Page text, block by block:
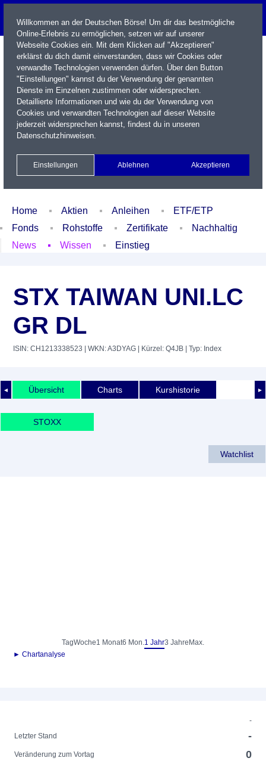
Name / WKN / ISIN / Kürzel
Xetra Realtime
Watchlist Portfolio Login
Home Aktien Anleihen
ETF/ETP
Fonds
Rohstoffe Zertifikate
Nachhaltig
News
Wissen Einstieg
STX TAIWAN UNI.LC
GR DL
ISIN: CH1213338523 | WKN: A3DYAG | Kürzel: Q4JB | Typ: Index
◄ ►
Übersicht Charts Kurshistorie
STOXX
Watchlist
TagWoche1 Monat6 Mon.1 Jahr3 Jahre Max.
► Chartanalyse
-
Letzter Stand
-
Veränderung zum Vortag 0
Willkommen an der Deutschen Börse! Um dir das bestmögliche
Online-Erlebnis zu ermöglichen, setzen wir auf unserer
Webseite Cookies ein. Mit dem Klicken auf "Akzeptieren"
erklärst du dich damit einverstanden, dass wir Cookies oder
verwandte Technologien verwenden dürfen. Über den Button
"Einstellungen" kannst du der Verwendung der genannten
Dienste im Einzelnen zustimmen oder widersprechen.
Detaillierte Informationen und wie du der Verwendung von
Cookies und verwandten Technologien auf dieser Website
jederzeit widersprechen kannst, findest du in unseren
Datenschutzhinweisen.
Einstellungen Ablehnen Akzeptieren